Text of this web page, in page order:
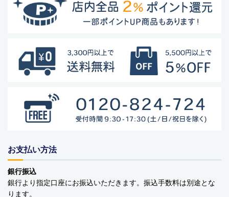
食品
お支払い方法
銀行振込
銀行より指定口座にお振込いただきます。振込手数料は別途とな
ります。